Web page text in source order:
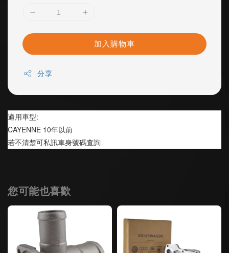
加入購物車
分享
適用車型:
CAYENNE 10年以前
若不清楚可私訊車身號碼查詢
您可能也喜歡